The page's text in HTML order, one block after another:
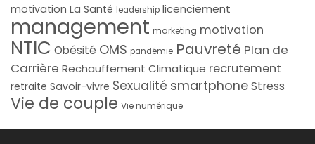
motivation La Santé leadership licenciement
management marketing motivation
NTIC Obésité OMS pandémie Pauvreté Plan de
Carrière Rechauffement Climatique recrutement
retraite Savoir-vivre Sexualité smartphoneStress
Vie de couple Vie numérique